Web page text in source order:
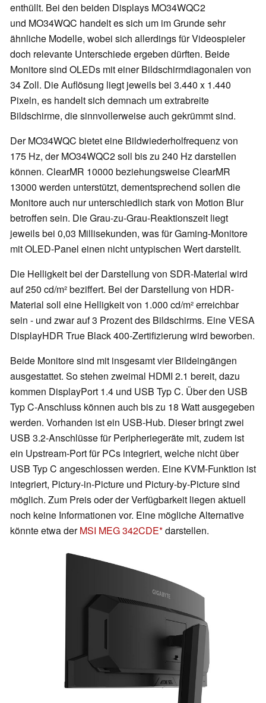
enthüllt. Bei den beiden Displays MO34WQC2
und MO34WQC handelt es sich um im Grunde sehr
ähnliche Modelle, wobei sich allerdings für Videospieler
doch relevante Unterschiede ergeben dürften. Beide
Monitore sind OLEDs mit einer Bildschirmdiagonalen von
34 Zoll. Die Auflösung liegt jeweils bei 3.440 x 1.440
Pixeln, es handelt sich demnach um extrabreite
Bildschirme, die sinnvollerweise auch gekrümmt sind.
Der MO34WQC bietet eine Bildwiederholfrequenz von
175 Hz, der MO34WQC2 soll bis zu 240 Hz darstellen
können. ClearMR 10000 beziehungsweise ClearMR
13000 werden unterstützt, dementsprechend sollen die
Monitore auch nur unterschiedlich stark von Motion Blur
betroffen sein. Die Grau-zu-Grau-Reaktionszeit liegt
jeweils bei 0,03 Millisekunden, was für Gaming-Monitore
mit OLED-Panel einen nicht untypischen Wert darstellt.
Die Helligkeit bei der Darstellung von SDR-Material wird
auf 250 cd/m² beziffert. Bei der Darstellung von HDR-
Material soll eine Helligkeit von 1.000 cd/m² erreichbar
sein - und zwar auf 3 Prozent des Bildschirms. Eine VESA
DisplayHDR True Black 400-Zertifizierung wird beworben.
Beide Monitore sind mit insgesamt vier Bildeingängen
ausgestattet. So stehen zweimal HDMI 2.1 bereit, dazu
kommen DisplayPort 1.4 und USB Typ C. Über den USB
Typ C-Anschluss können auch bis zu 18 Watt ausgegeben
werden. Vorhanden ist ein USB-Hub. Dieser bringt zwei
USB 3.2-Anschlüsse für Peripheriegeräte mit, zudem ist
ein Upstream-Port für PCs integriert, welche nicht über
USB Typ C angeschlossen werden. Eine KVM-Funktion ist
integriert, Pictury-in-Picture und Pictury-by-Picture sind
möglich. Zum Preis oder der Verfügbarkeit liegen aktuell
noch keine Informationen vor. Eine mögliche Alternative
könnte etwa derMSI MEG 342CDE darstellen.